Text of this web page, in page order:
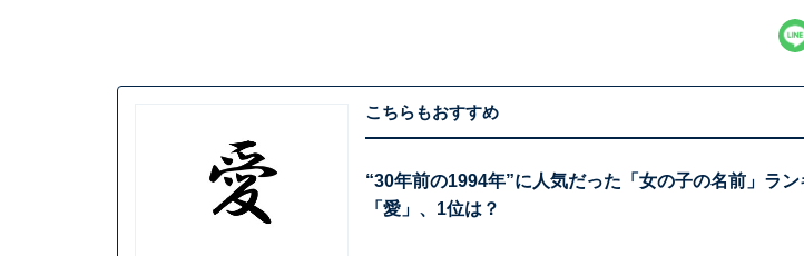
こちらもおすすめ
“30年前の1994年”に人気だった「女の子の名前」ラ
「愛」、1位は？